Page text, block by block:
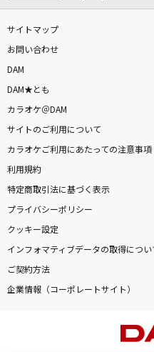
サイトマップ
お問い合わせ
DAM
DAM★とも
カラオケ＠DAM
サイトのご利用について
カラオケご利用にあたっての注意事項
利用規約
特定商取引法に基づく表示
プライバシーポリシー
クッキー設定
インフォマティブデータの取得につい
ご契約方法
企業情報（コーポレートサイト）